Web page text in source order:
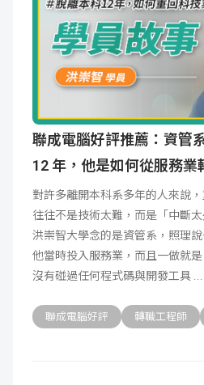
聯成電腦好評推薦：資管
12 年，他是如何從服務業
對許多離開本科系多年的人來說
往往不是技術太難，而是「中斷
洪崇智大學念的是資管系，照理
他當時投入服務業，而且一做就
沒有碰過任何程式碼與開發工具
聯成電腦好評 轉職工程師